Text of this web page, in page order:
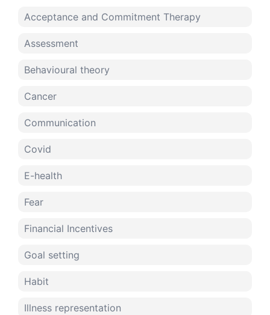
Acceptance and Commitment Therapy
Assessment
Behavioural theory
Cancer
Communication
Covid
E-health
Fear
Financial Incentives
Goal setting
Habit
Illness representation